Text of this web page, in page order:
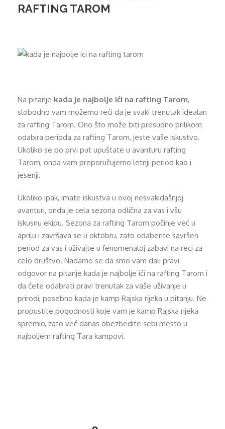
RAFTING TAROM
Na pitanje kada je najbolje ići na rafting Tarom,
slobodno vam možemo reći da je svaki trenutak idealan
za rafting Tarom. Ono što može biti presudno prilikom
odabira perioda za rafting Tarom, jeste vaše iskustvo.
Ukoliko se po prvi put upuštate u avanturu rafting
Tarom, onda vam preporučujemo letnji period kao i
jesenji.
Ukoliko ipak, imate iskustva u ovoj nesvakidašnjoj
avanturi, onda je cela sezona odlična za vas i všu
iskusnu ekipu. Sezona za rafting Tarom počinje već u
aprilu i završava se u oktobru, zato odaberite savršen
period za vas i uživajte u fenomenaloj zabavi na reci za
celo društvo. Nadamo se da smo vam dali pravi
odgovor na pitanje kada je najbolje ići na rafting Tarom i
da ćete odabrati pravi trenutak za vaše uživanje u
prirodi, posebno kada je kamp Rajska rijeka u pitanju. Ne
propustite pogodnosti koje vam je kamp Rajska rijeka
spremio, zato već danas obezbedite sebi mesto u
najboljem rafting Tara kampovi.